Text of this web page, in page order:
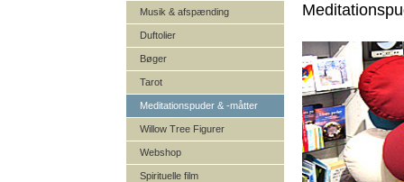
Musik & afspænding
Duftolier
Bøger
Tarot
Meditationspuder & -måtter
Willow Tree Figurer
Webshop
Spirituelle film